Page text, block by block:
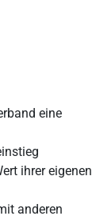
eine
ihrer eigenen
anderen